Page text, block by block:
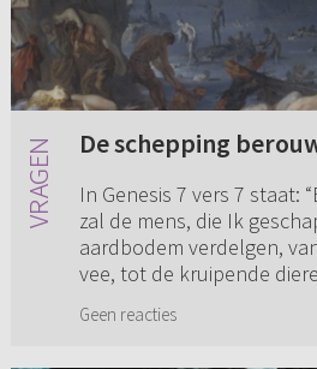
De schepping
In Genesis 7 vers 7 staat:
zal de mens, die Ik
aardbodem verdelgen,
vee, tot de kruipende
Geen reacties